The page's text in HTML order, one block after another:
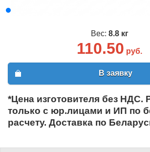
Вес: 8.8 кг
110.50 руб.
В заявку
*Цена изготовителя без НДС.
только с юр.лицами и ИП по
расчету. Доставка по